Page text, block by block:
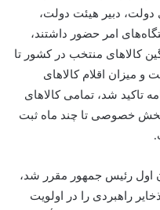
دبیر هیئت دولت،
امر حضور داشتند،
کالاهای منتخب در کشور تا
میزان اقلام کالاهای
تاکید شد، تمامی کالاهای
بخش خصوصی تا چند ماه ثبت
اول رئیس جمهور مقرر شد،
راهبردی را در اولویت